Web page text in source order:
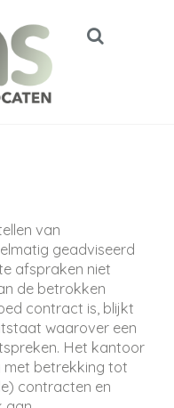
van
geadviseerd
afspraken niet
de betrokken
contract is, blijkt
waarover een
Het kantoor
met betrekking tot
contracten en